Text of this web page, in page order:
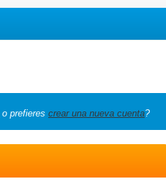
o prefieres crear una nueva cuenta?